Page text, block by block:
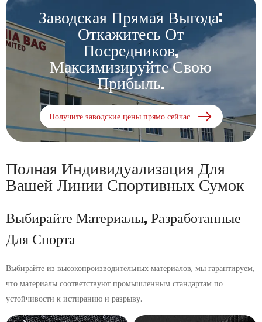
Заводская Прямая Выгода:
Откажитесь От
Посредников,
Максимизируйте Свою
Прибыль.
Получите заводские цены прямо сейчас
Полная Индивидуализация Для
Вашей Линии Спортивных Сумок
Выбирайте Материалы, Разработанные
Для Спорта
Выбирайте из высокопроизводительных материалов, мы гарантируем,
что материалы соответствуют промышленным стандартам по
устойчивости к истиранию и разрыву.